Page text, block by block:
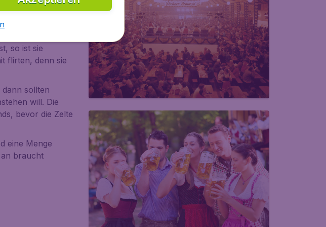
gebraute
ob sie Single
so ist sie
flirten, denn sie
sollten
will. Die
bevor die Zelte
eine Menge
braucht